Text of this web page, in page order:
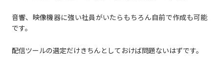
音響、映像機器に強い社員がいたらもちろん自前で作成も可能
です。
配信ツールの選定だけきちんとしておけば問題ないはずです。